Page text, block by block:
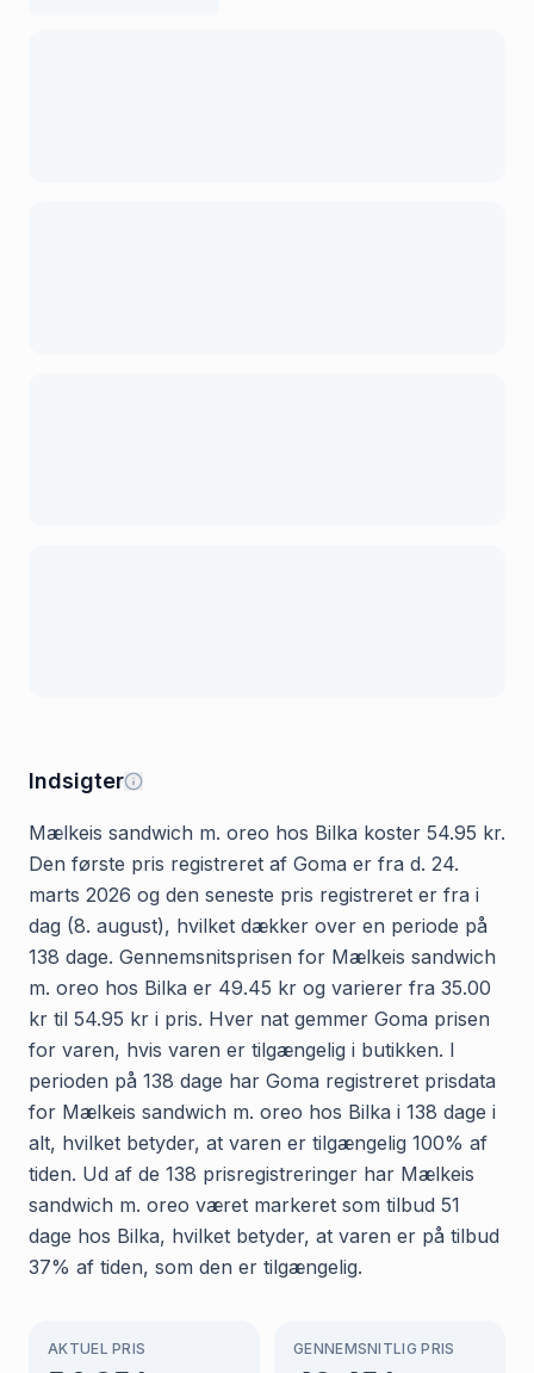
Indsigter
Mælkeis sandwich m. oreo hos Bilka koster 54.95 kr.
Den første pris registreret af Goma er fra d. 24.
marts 2026 og den seneste pris registreret er fra i
dag (8. august), hvilket dækker over en periode på
138 dage. Gennemsnitsprisen for Mælkeis sandwich
m. oreo hos Bilka er 49.45 kr og varierer fra 35.00
kr til 54.95 kr i pris. Hver nat gemmer Goma prisen
for varen, hvis varen er tilgængelig i butikken. I
perioden på 138 dage har Goma registreret prisdata
for Mælkeis sandwich m. oreo hos Bilka i 138 dage i
alt, hvilket betyder, at varen er tilgængelig 100% af
tiden. Ud af de 138 prisregistreringer har Mælkeis
sandwich m. oreo været markeret som tilbud 51
dage hos Bilka, hvilket betyder, at varen er på tilbud
37% af tiden, som den er tilgængelig.
AKTUEL PRIS GENNEMSNITLIG PRIS